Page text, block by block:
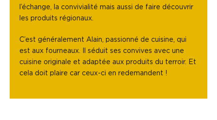
l’échange, la convivialité mais aussi de faire découvrir
les produits régionaux.
C’est généralement Alain, passionné de cuisine, qui
est aux fourneaux. Il séduit ses convives avec une
cuisine originale et adaptée aux produits du terroir. Et
cela doit plaire car ceux-ci en redemandent !